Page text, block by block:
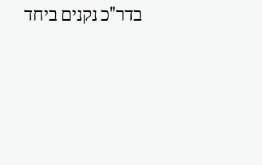
בדר"כ נקנים ביחד